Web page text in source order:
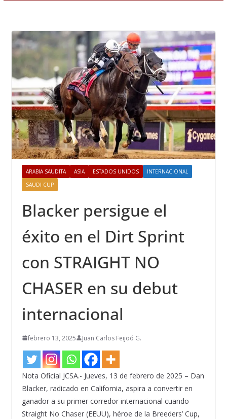
ARABIA SAUDITA ASIA ESTADOS UNIDOS
INTERNACIONAL
SAUDI CUP
Blacker persigue el
éxito en el Dirt Sprint
con STRAIGHT NO
CHASER en su debut
internacional
febrero 13, 2025 Juan Carlos Feijoó G.
Nota Oficial JCSA.- Jueves, 13 de febrero de 2025 – Dan
Blacker, radicado en California, aspira a convertir en
ganador a su primer corredor internacional cuando
Straight No Chaser (EEUU), héroe de la Breeders’ Cup,